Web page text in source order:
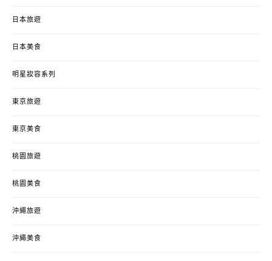
日本旅遊
日本美食
明星妝容系列
東京旅遊
東京美食
桃園旅遊
桃園美食
沖繩旅遊
沖繩美食